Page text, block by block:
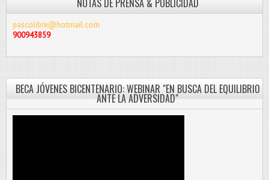
NOTAS DE PRENSA & PUBLICIDAD
pascolibre@hotmail.com
900943859
BECA JÓVENES BICENTENARIO: WEBINAR "EN BUSCA DEL EQUILIBRIO
ANTE LA ADVERSIDAD"